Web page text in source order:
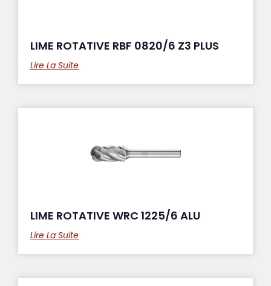
LIME ROTATIVE RBF 0820/6 Z3 PLUS
Lire La Suite
LIME ROTATIVE WRC 1225/6 ALU
Lire La Suite